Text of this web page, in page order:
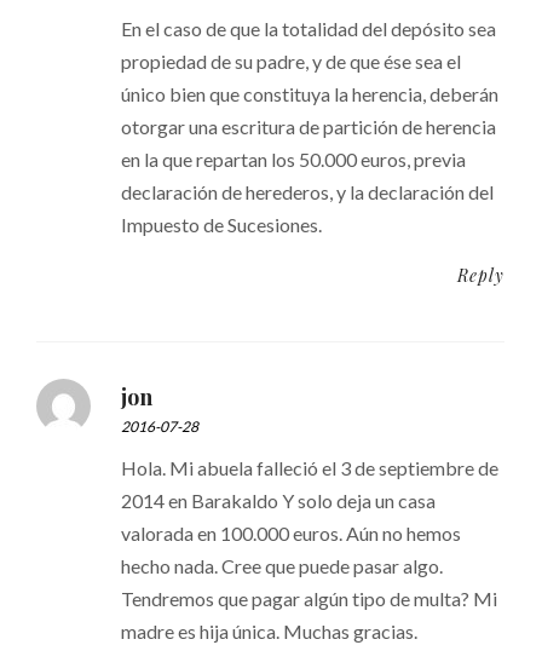
En el caso de que la totalidad del depósito sea
propiedad de su padre, y de que ése sea el
único bien que constituya la herencia, deberán
otorgar una escritura de partición de herencia
en la que repartan los 50.000 euros, previa
declaración de herederos, y la declaración del
Impuesto de Sucesiones.
Reply
jon
2016-07-28
Hola. Mi abuela falleció el 3 de septiembre de
2014 en Barakaldo Y solo deja un casa
valorada en 100.000 euros. Aún no hemos
hecho nada. Cree que puede pasar algo.
Tendremos que pagar algún tipo de multa? Mi
madre es hija única. Muchas gracias.